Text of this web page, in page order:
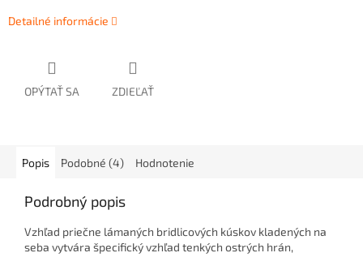
Detailné informácie
OPÝTAŤ SA ZDIEĽAŤ
Popis Podobné (4) Hodnotenie
Podrobný popis
Vzhľad priečne lámaných bridlicových kúskov kladených na
seba vytvára špecifický vzhľad tenkých ostrých hrán,